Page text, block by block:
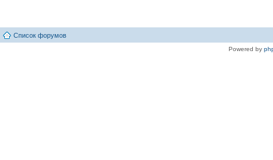
Список форумов
Powered by